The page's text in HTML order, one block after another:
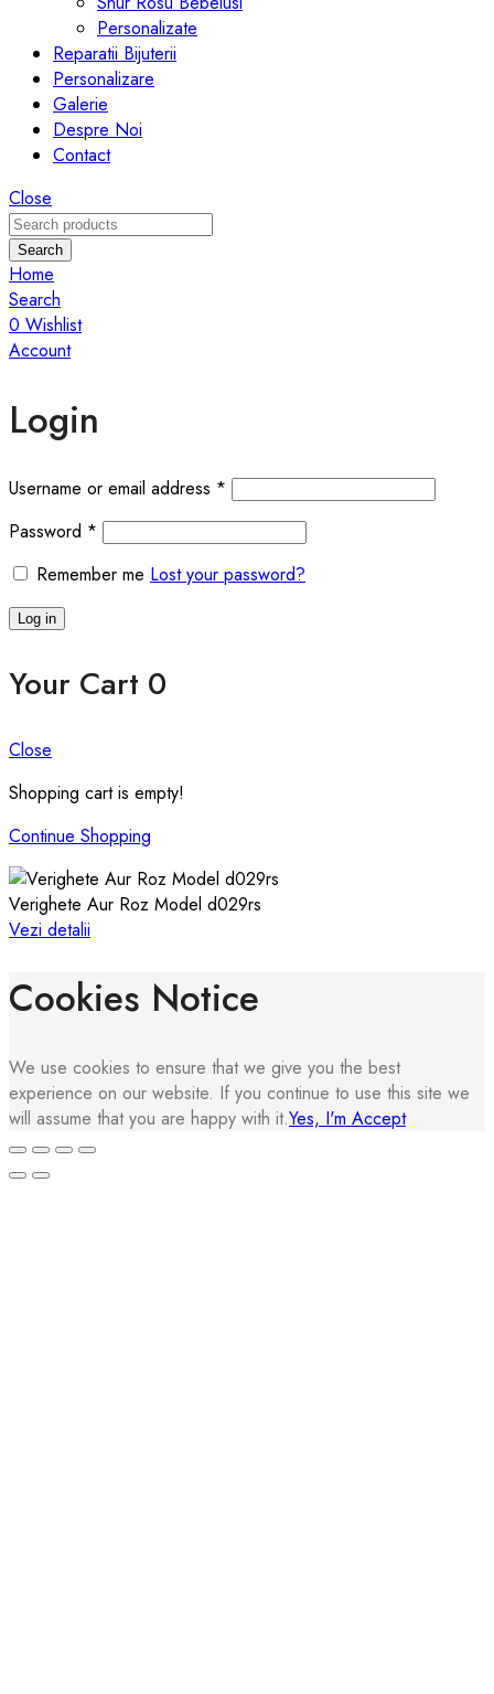
Personalizate
Reparatii Bijuterii
Personalizare
Galerie
Despre Noi
Contact
Close
Search
Home
Search
0 Wishlist
Account
Login
Username or email address * Required
Password * Required
Remember me Lost your password?
Log in
Your Cart 0
Close
Shopping cart is empty!
Continue Shopping
Verighete Aur Roz Model d029rs
Vezi detalii
Cookies Notice
We use cookies to ensure that we give you the best
experience on our website. If you continue to use this site we
will assume that you are happy with it.Yes, I'm Accept